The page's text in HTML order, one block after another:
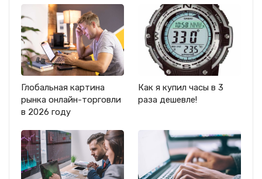
Глобальная картина
рынка онлайн-торговли
в 2026 году
Как я купил часы в 3
раза дешевле!